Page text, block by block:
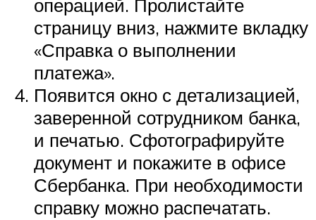
операцией. Пролистайте
страницу вниз, нажмите вкладку
«Справка о выполнении
платежа».
Появится окно с детализацией,
заверенной сотрудником банка,
и печатью. Сфотографируйте
документ и покажите в офисе
Сбербанка. При необходимости
справку можно распечатать.